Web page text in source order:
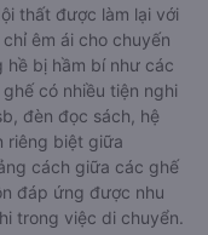
thất được làm lại với
êm ái cho chuyến
hề bị hầm bí như các
có nhiều tiện nghi
đèn đọc sách, hệ
riêng biệt giữa
cách giữa các ghế
đáp ứng được nhu
trong việc di chuyển.